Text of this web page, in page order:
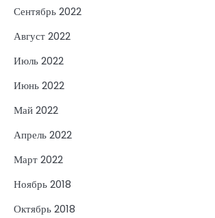
Сентябрь 2022
Август 2022
Июль 2022
Июнь 2022
Май 2022
Апрель 2022
Март 2022
Ноябрь 2018
Октябрь 2018